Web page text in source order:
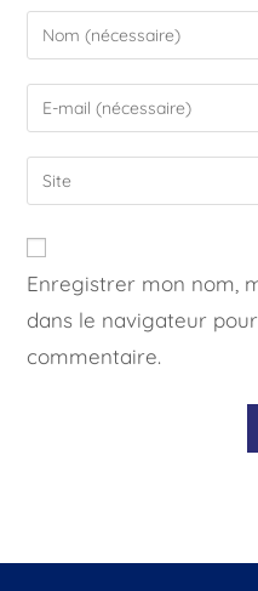
Enregistrer mon nom,
dans le navigateur
commentaire.